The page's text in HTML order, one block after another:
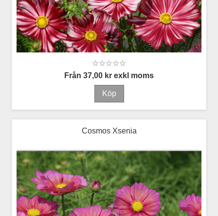
Från 37,00 kr exkl moms
Cosmos Xsenia